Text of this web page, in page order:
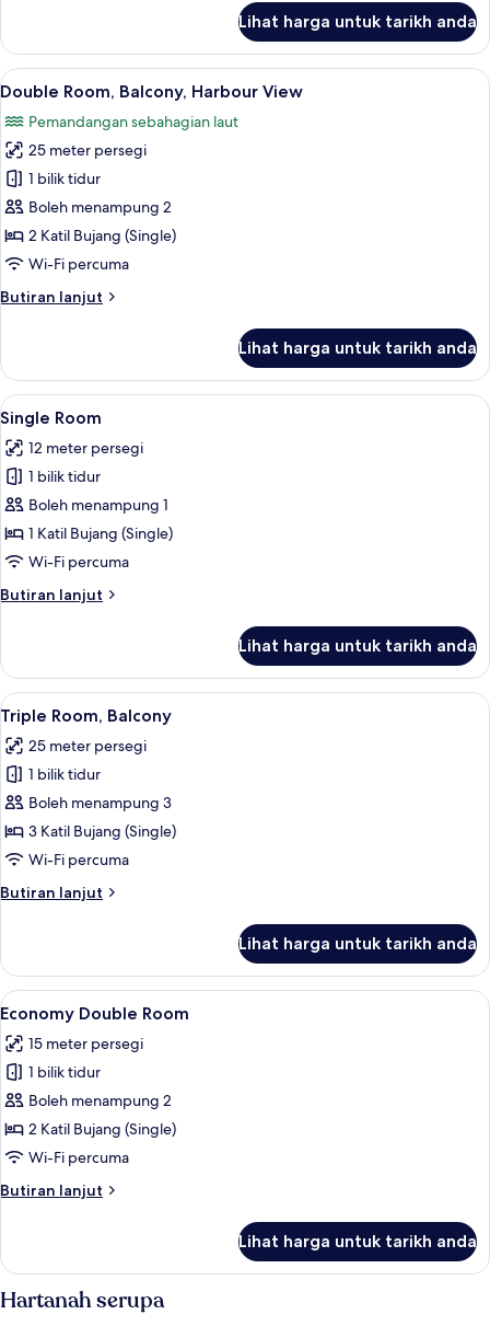
Room,
Balcony
Lihat harga untuk tarikh anda
Lihat
semua
foto
untuk
Double
Room,
Balcony,
Harbour
Double Room, Balcony, Harbour
8
Double Room, Balcony, Harbour View
Pemandangan sebahagian laut
25 meter persegi
1 bilik tidur
Boleh menampung 2
2 Katil Bujang (Single)
Wi-Fi percuma
Butiran lanjut
Butiran
Room,
Balcony,
Harbour
View
Lihat harga untuk tarikh anda
Lihat
semua
foto
untuk
Single
Room
Single Room | Peti besi dalam bilik,
3
Single Room
12 meter persegi
1 bilik tidur
Boleh menampung 1
1 Katil Bujang (Single)
Wi-Fi percuma
Butiran lanjut
Butiran
Room
Lihat harga untuk tarikh anda
Lihat
semua
foto
untuk
Triple
Room,
Balcony
Triple Room, Balcony | Peti besi
11
Triple Room, Balcony
25 meter persegi
1 bilik tidur
Boleh menampung 3
3 Katil Bujang (Single)
Wi-Fi percuma
Butiran lanjut
Butiran
Room,
Balcony
Lihat harga untuk tarikh anda
Lihat
semua
foto
untuk
Economy
Double
Room
Peti besi dalam bilik, meja, kalis
4
Economy Double Room
15 meter persegi
1 bilik tidur
Boleh menampung 2
2 Katil Bujang (Single)
Wi-Fi percuma
Butiran lanjut
Butiran
Double
Room
Lihat harga untuk tarikh anda
Hartanah serupa